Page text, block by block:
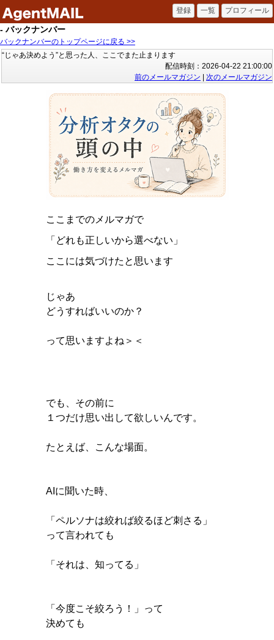
- バックナンバー
バックナンバーのトップページに戻る >>
“じゃあ決めよう”と思った人、ここでまた止まります
配信時刻：2026-04-22 21:00:00
前のメールマガジン
次のメールマガジン
ここまでのメルマガで
「どれも正しいから選べない」
ここには気づけたと思います
じゃあ
どうすればいいのか？
って思いますよね＞＜
でも、その前に
１つだけ思い出して欲しいんです。
たとえば、こんな場面。
AIに聞いた時、
「ペルソナは絞れば絞るほど刺さる」
って言われても
「それは、知ってる」
「今度こそ絞ろう！」って
決めても